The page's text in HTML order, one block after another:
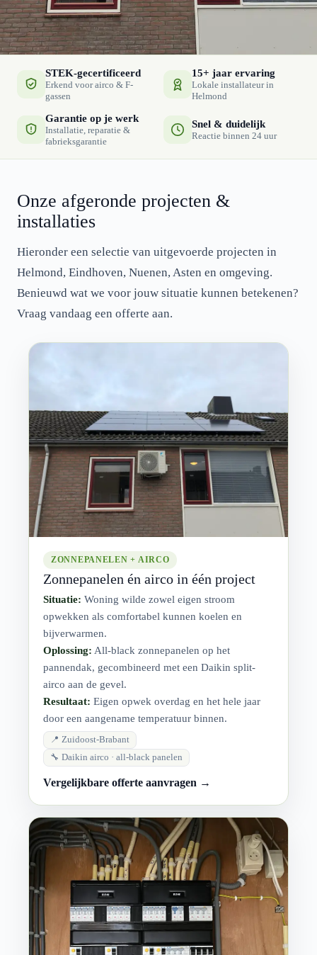
STEK-gecertificeerd
Erkend voor airco & F-
gassen
15+ jaar ervaring
Lokale installateur in
Helmond
Garantie op je werk
Installatie, reparatie &
fabrieksgarantie
Snel & duidelijk
Reactie binnen 24 uur
Onze afgeronde projecten &
installaties
Hieronder een selectie van uitgevoerde projecten in
Helmond, Eindhoven, Nuenen, Asten en omgeving.
Benieuwd wat we voor jouw situatie kunnen betekenen?
Vraag vandaag een offerte aan.
ZONNEPANELEN + AIRCO
Zonnepanelen én airco in één project
Situatie: Woning wilde zowel eigen stroom
opwekken als comfortabel kunnen koelen en
bijverwarmen.
Oplossing: All-black zonnepanelen op het
pannendak, gecombineerd met een Daikin split-
airco aan de gevel.
Resultaat: Eigen opwek overdag en het hele jaar
door een aangename temperatuur binnen.
📍 Zuidoost-Brabant
🔧 Daikin airco · all-black panelen
Vergelijkbare offerte aanvragen →